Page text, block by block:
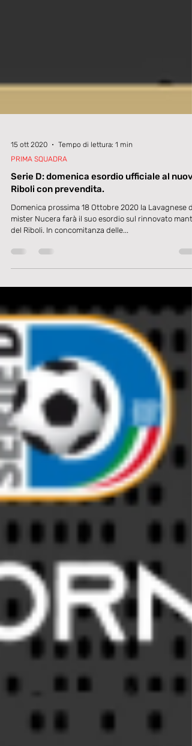
15 ott 2020
Tempo di lettura: 1 min
PRIMA SQUADRA
Serie D: domenica esordio ufficiale al
Riboli con prevendita.
mister Nucera farà il suo esordio sul rinnovato manto